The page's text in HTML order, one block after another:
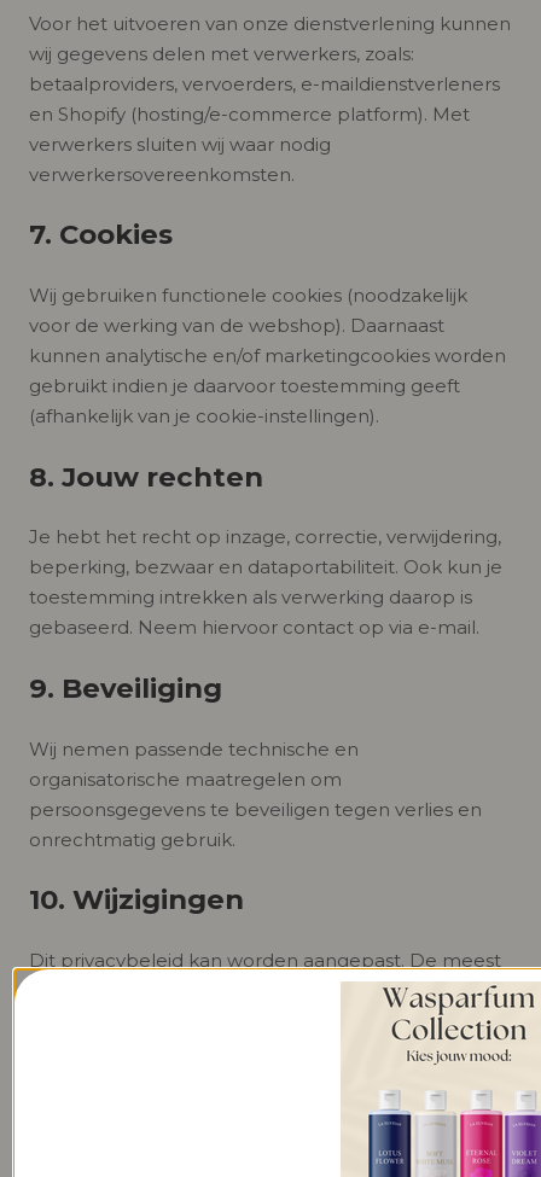
Voor het uitvoeren van onze dienstverlening kunnen
wij gegevens delen met verwerkers, zoals:
betaalproviders, vervoerders, e-maildienstverleners
en Shopify (hosting/e-commerce platform). Met
verwerkers sluiten wij waar nodig
verwerkersovereenkomsten.
7. Cookies
Wij gebruiken functionele cookies (noodzakelijk
voor de werking van de webshop). Daarnaast
kunnen analytische en/of marketingcookies worden
gebruikt indien je daarvoor toestemming geeft
(afhankelijk van je cookie-instellingen).
8. Jouw rechten
Je hebt het recht op inzage, correctie, verwijdering,
beperking, bezwaar en dataportabiliteit. Ook kun je
toestemming intrekken als verwerking daarop is
gebaseerd. Neem hiervoor contact op via e-mail.
9. Beveiliging
Wij nemen passende technische en
organisatorische maatregelen om
persoonsgegevens te beveiligen tegen verlies en
onrechtmatig gebruik.
10. Wijzigingen
Dit privacybeleid kan worden aangepast. De meest